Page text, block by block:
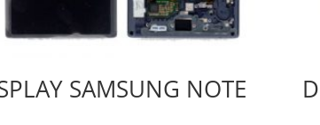
SAMSUNG NOTE